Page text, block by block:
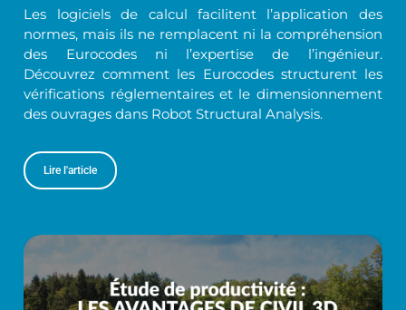
Les logiciels de calcul facilitent l’application des
normes, mais ils ne remplacent ni la compréhension
des Eurocodes ni l’expertise de l’ingénieur.
Découvrez comment les Eurocodes structurent les
vérifications réglementaires et le dimensionnement
des ouvrages dans Robot Structural Analysis.
Lire l'article